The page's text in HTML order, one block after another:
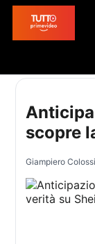
scopre
Giampiero Colossi